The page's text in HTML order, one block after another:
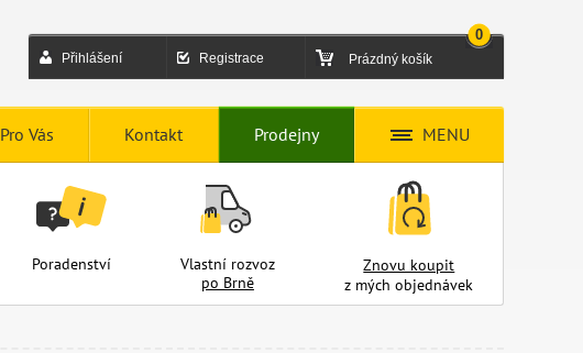
Přihlášení Registrace Prázdný košík
0
Pro Vás Kontakt Prodejny MENU
Poradenství
Vlastní rozvoz
po Brně
Znovu koupit
z mých objednávek